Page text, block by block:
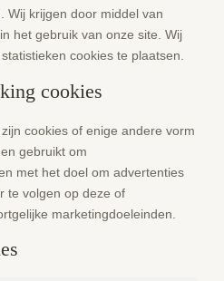
Wij krijgen door middel van
het gebruik van onze site. Wij
cookies te plaatsen.
cookies
cookies of enige andere vorm
gebruikt om
met het doel om advertenties
te volgen op deze of
marketingdoeleinden.